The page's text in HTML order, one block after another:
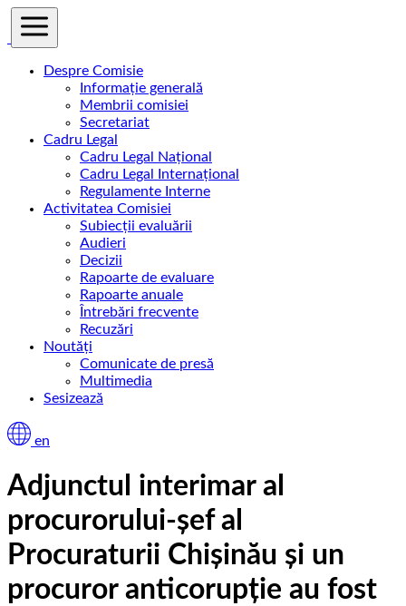
Despre Comisie
Informație generală
Membrii comisiei
Secretariat
Cadru Legal
Cadru Legal Național
Cadru Legal Internațional
Regulamente Interne
Activitatea Comisiei
Subiecții evaluării
Audieri
Decizii
Rapoarte de evaluare
Rapoarte anuale
Întrebări frecvente
Recuzări
Noutăți
Comunicate de presă
Multimedia
Sesizează
en
Adjunctul interimar al
procurorului-șef al
Procuraturii Chișinău și un
procuror anticorupție au fost